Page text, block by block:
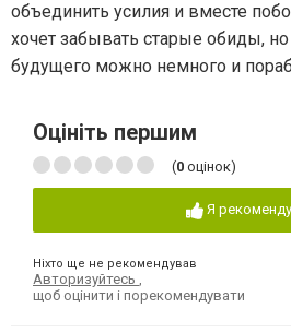
объединить усилия и вместе
хочет забывать старые обиды,
будущего можно немного и
Оцініть першим
(0 оцінок)
Я
Ніхто ще не рекомендував
Авторизуйтесь
щоб оцінити і порекомендувати